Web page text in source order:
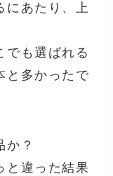
にあたり、上
でも選ばれる
と多かったで
か？
と違った結果